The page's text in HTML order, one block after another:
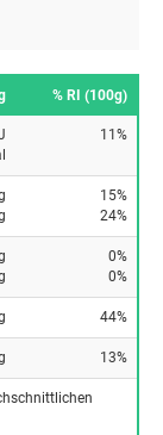
% RI (100g)
11%
15%
24%
0%
0%
44%
13%